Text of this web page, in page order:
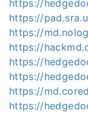
https://
https://
https://
https://
https://
https://
https://
https://